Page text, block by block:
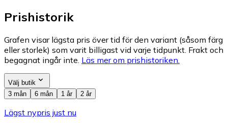
Prishistorik
Grafen visar lägsta pris över tid för den variant (såsom färg
eller storlek) som varit billigast vid varje tidpunkt. Frakt och
begagnat ingår inte. Läs mer om prishistoriken.
Välj butik
3 mån
6 mån 1 år 2 år
Lägst nypris just nu